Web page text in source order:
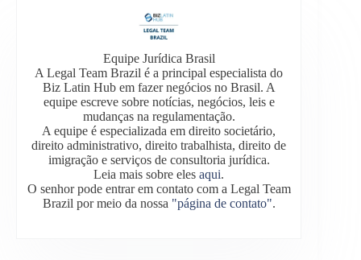
Equipe Jurídica Brasil
A Legal Team Brazil é a principal especialista do
Biz Latin Hub em fazer negócios no Brasil. A
equipe escreve sobre notícias, negócios, leis e
mudanças na regulamentação.
A equipe é especializada em direito societário,
direito administrativo, direito trabalhista, direito de
imigração e serviços de consultoria jurídica.
Leia mais sobre elesaqui.
O senhor pode entrar em contato com a Legal Team
Brazil por meio da nossa "página de contato".